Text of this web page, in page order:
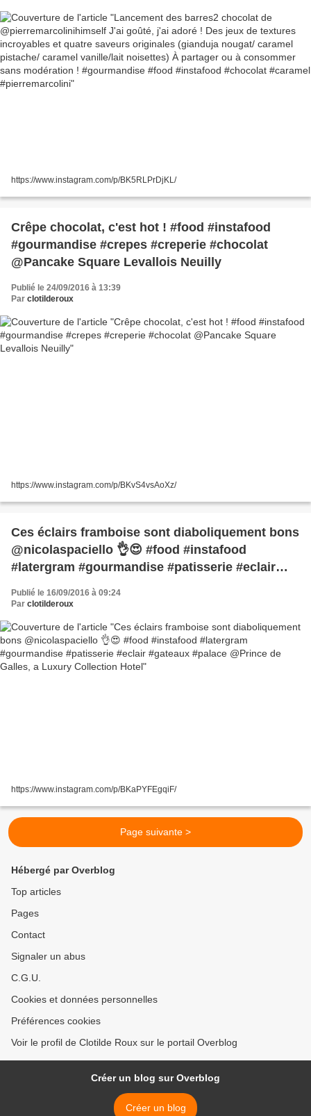
#gourmandise #food #instafood #chocolat
#caramel #pierremarcolini
https://www.instagram.com/p/BK5RLPrDjKL/
Crêpe chocolat, c'est hot ! #food #instafood
#gourmandise #crepes #creperie #chocolat
@Pancake Square Levallois Neuilly
Publié le 24/09/2016 à 13:39
Par clotilderoux
https://www.instagram.com/p/BKvS4vsAoXz/
Ces éclairs framboise sont diaboliquement bons
@nicolaspaciello 👌😍 #food #instafood
#latergram #gourmandise #patisserie #eclair
Collection Hotel
Publié le 16/09/2016 à 09:24
Par clotilderoux
https://www.instagram.com/p/BKaPYFEgqiF/
Page suivante >
Hébergé par Overblog
Top articles
Pages
Contact
Signaler un abus
C.G.U.
Cookies et données personnelles
Préférences cookies
Voir le profil de Clotilde Roux sur le portail Overblog
Créer un blog sur Overblog
Créer un blog